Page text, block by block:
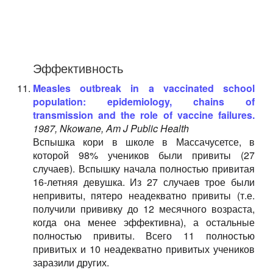
Эффективность
Measles outbreak in a vaccinated school
population: epidemiology, chains of
transmission and the role of vaccine failures.
1987, Nkowane, Am J Public Health
Вспышка кори в школе в Массачусетсе, в
которой 98% учеников были привиты (27
случаев). Вспышку начала полностью привитая
16-летняя девушка. Из 27 случаев трое были
непривиты, пятеро неадекватно привиты (т.е.
получили прививку до 12 месячного возраста,
когда она менее эффективна), а остальные
полностью привиты. Всего 11 полностью
привитых и 10 неадекватно привитых учеников
заразили других.